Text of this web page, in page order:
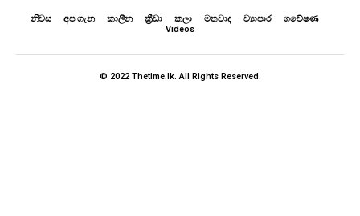
නිවස අප ගැන කාලීන ක්‍රීඩා කලා මතවාද ව්‍යාපාර
ගවේෂණ
Videos
© 2022 Thetime.lk. All Rights Reserved.